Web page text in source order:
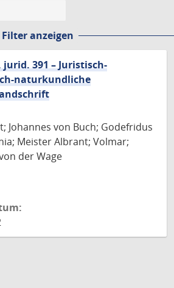
Filter anzeigen
jurid. 391 – Juristisch-
naturkundliche
Johannes von Buch; Godefridus
Meister Albrant; Volmar;
der Wage